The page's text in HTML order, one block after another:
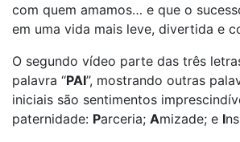
com quem amamos… e que o
em uma vida mais leve, divertida e
O segundo vídeo parte das três
palavra ‘‘PAI’’, mostrando outras
iniciais são sentimentos
paternidade: Parceria; Amizade; e I